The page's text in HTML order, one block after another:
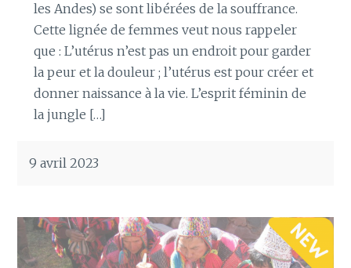
les Andes) se sont libérées de la souffrance.
Cette lignée de femmes veut nous rappeler
que : ​L’utérus n’est pas un endroit pour garder
la peur et la douleur ; l’utérus est pour créer et
donner naissance à la vie. L’esprit féminin de
la jungle […]
9 avril 2023